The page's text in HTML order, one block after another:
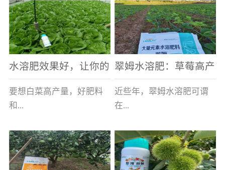
南走访时，发现当地许多
蔬菜产区，老棚数量占多
数，连年的重茬、土壤板
结等原因，导致土壤差，
作物根系...
，也是山东窦大哥开心的
时刻，从一大早接到收购
商的电话，就开始在草莓
大棚里忙碌。为什么窦大
哥家的草...
水溶肥效果好，让你的
白菜增产不是问题
要想白菜高产量，好肥料
和...
好的技术管理缺一不可，
相信广大白菜种植户们都
翠姆水溶肥：草莓高产
的好帮手
近些年，翠姆水溶肥可谓
在...
河北草莓区域话题不减，
不但在草莓上表现效果明